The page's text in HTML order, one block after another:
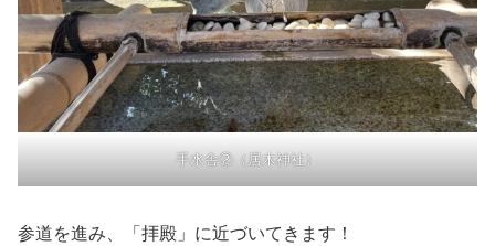
手水舎②（居木神社）
参道を進み、「拝殿」に近づいてきます！